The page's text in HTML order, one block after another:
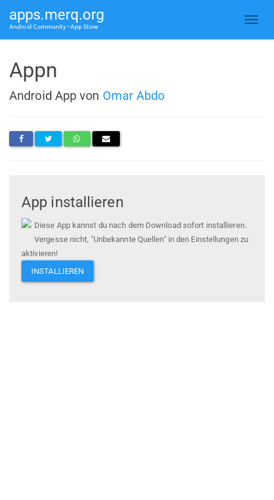
apps.merq.org
Android Community • App Store
Appn
Android App von Omar Abdo
App installieren
Diese App kannst du nach dem Download sofort installieren.
Vergesse nicht, "Unbekannte Quellen" in den Einstellungen zu
aktivieren!
INSTALLIEREN